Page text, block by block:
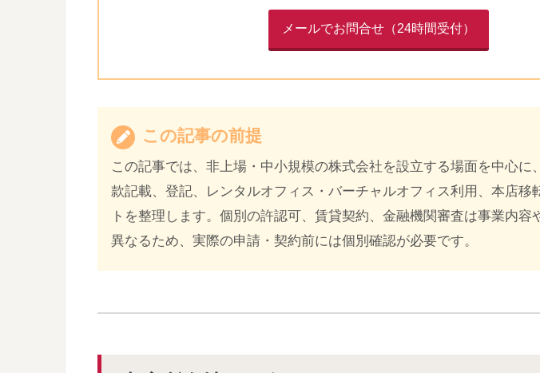
メールでお問合せ（24時間受付）
この記事の前提
この記事では、非上場・中小規模の株式会社を設立する場面を中心に
款記載、登記、レンタルオフィス・バーチャルオフィス利用、本店移
トを整理します。個別の許認可、賃貸契約、金融機関審査は事業内容
異なるため、実際の申請・契約前には個別確認が必要です。